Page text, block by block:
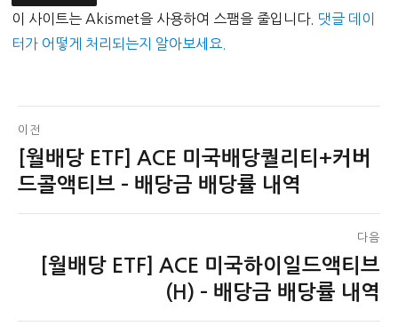
이 사이트는 Akismet을 사용하여 스팸을 줄입니다. 댓글 데이
터가 어떻게 처리되는지 알아보세요.
글
탐
이전
이
전
[월배당 ETF] ACE 미국배당퀄리티+커버
드콜액티브 – 배당금 배당률 내역
다음
[월배당 ETF] ACE 미국하이일드액티브
(H) – 배당금 배당률 내역